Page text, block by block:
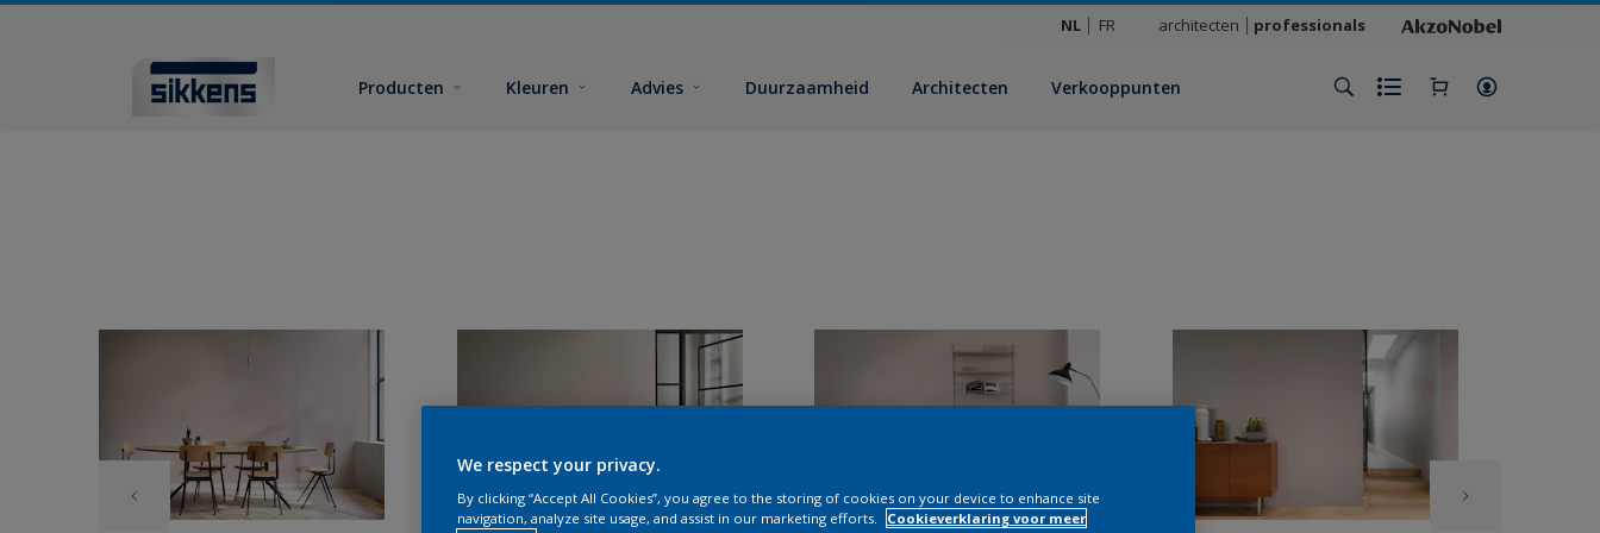
NL FR architecten professionals
Producten Kleuren Advies Duurzaamheid Architecten Verkooppunten
We respect your privacy.
By clicking “Accept All Cookies”, you agree to the storing of cookies on your device to enhance site
navigation, analyze site usage, and assist in our marketing efforts.
Cookieverklaring voor meer